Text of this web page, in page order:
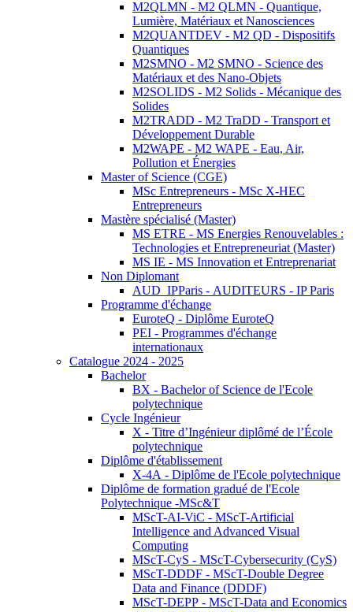
M2QLMN - M2 QLMN - Quantique,
Lumière, Matériaux et Nanosciences
M2QUANTDEV - M2 QD - Dispositifs
Quantiques
M2SMNO - M2 SMNO - Science des
Matériaux et des Nano-Objets
M2SOLIDS - M2 Solids - Mécanique des
Solides
M2TRADD - M2 TraDD - Transport et
Développement Durable
M2WAPE - M2 WAPE - Eau, Air,
Pollution et Énergies
Master of Science (CGE)
MSc Entrepreneurs - MSc X-HEC
Entrepreneurs
Mastère spécialisé (Master)
MS ETRE - MS Energies Renouvelables :
Technologies et Entrepreneuriat (Master)
MS IE - MS Innovation et Entreprenariat
Non Diplomant
AUD_IPParis - AUDITEURS - IP Paris
Programme d'échange
EuroteQ - Diplôme EuroteQ
PEI - Programmes d'échange
internationaux
Catalogue 2024 - 2025
Bachelor
BX - Bachelor of Science de l'Ecole
polytechnique
Cycle Ingénieur
X - Titre d’Ingénieur diplômé de l’École
polytechnique
Diplôme d'établissement
X-4A - Diplôme de l'Ecole polytechnique
Diplôme de formation gradué de l'Ecole
Polytechnique -MSc&T
MScT-AI-ViC - MScT-Artificial
Intelligence and Advanced Visual
Computing
MScT-CyS - MScT-Cybersecurity (CyS)
MScT-DDDF - MScT-Double Degree
Data and Finance (DDDF)
MScT-DEPP - MScT-Data and Economics